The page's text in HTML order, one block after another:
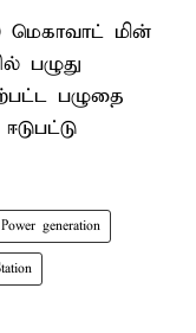
மின்
பழுது
பழுதை
Power generation